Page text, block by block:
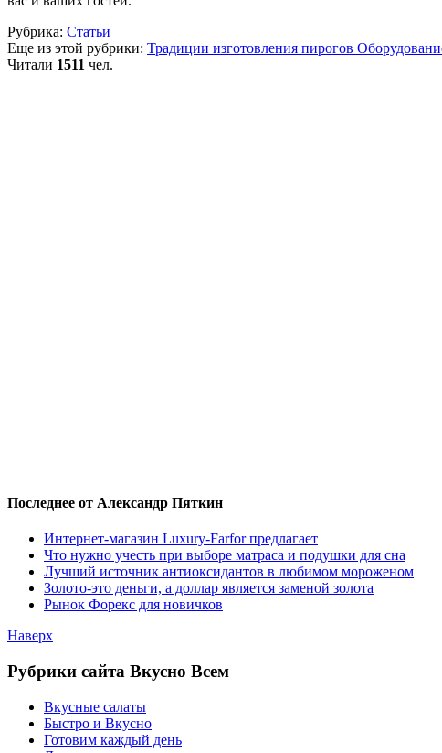
Рубрика: Статьи
Еще из этой рубрики: Традиции изготовления пирогов
Читали 1511 чел.
Последнее от Александр Пяткин
Интернет-магазин Luxury-Farfor предлагает
Что нужно учесть при выборе матраса и подушки для сна
Лучший источник антиоксидантов в любимом мороженом
Золото-это деньги, а доллар является заменой золота
Рынок Форекс для новичков
Наверх
Рубрики сайта Вкусно Всем
Вкусные салаты
Быстро и Вкусно
Готовим каждый день